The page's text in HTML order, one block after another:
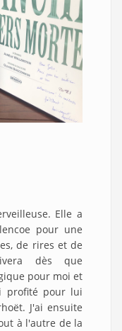
Elle a
pour une
de rires et de
dès que
pour moi et
profité pour lui
J'ai ensuite
à l'autre de la